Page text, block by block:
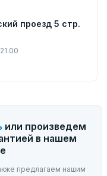
проезд 5 стр.
или произведем
в нашем
предлагаем нашим